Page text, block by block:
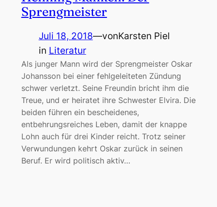
Sprengmeister
Juli 18, 2018—vonKarsten Piel
in Literatur
Als junger Mann wird der Sprengmeister Oskar
Johansson bei einer fehlgeleiteten Zündung
schwer verletzt. Seine Freundin bricht ihm die
Treue, und er heiratet ihre Schwester Elvira. Die
beiden führen ein bescheidenes,
entbehrungsreiches Leben, damit der knappe
Lohn auch für drei Kinder reicht. Trotz seiner
Verwundungen kehrt Oskar zurück in seinen
Beruf. Er wird politisch aktiv…